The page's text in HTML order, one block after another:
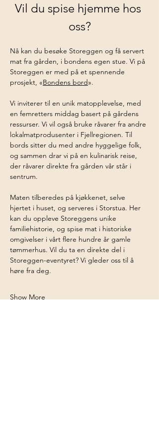
Vil du spise hjemme hos
oss?
Nå kan du besøke Storeggen og få servert
mat fra gården, i bondens egen stue. Vi på
Storeggen er med på et spennende
prosjekt, «Bondens bord».
Vi inviterer til en unik matopplevelse, med
en femretters middag basert på gårdens
ressurser. Vi vil også bruke råvarer fra andre
lokalmatprodusenter i Fjellregionen. Til
bords sitter du med andre hyggelige folk,
og sammen drar vi på en kulinarisk reise,
der råvarer direkte fra gården vår står i
sentrum.
Maten tilberedes på kjøkkenet, selve
hjertet i huset, og serveres i Storstua. Her
kan du oppleve Storeggens unike
familiehistorie, og spise mat i historiske
omgivelser i vårt flere hundre år gamle
tømmerhus. Vil du ta en direkte del i
Storeggen-eventyret? Vi gleder oss til å
høre fra deg.
Show More